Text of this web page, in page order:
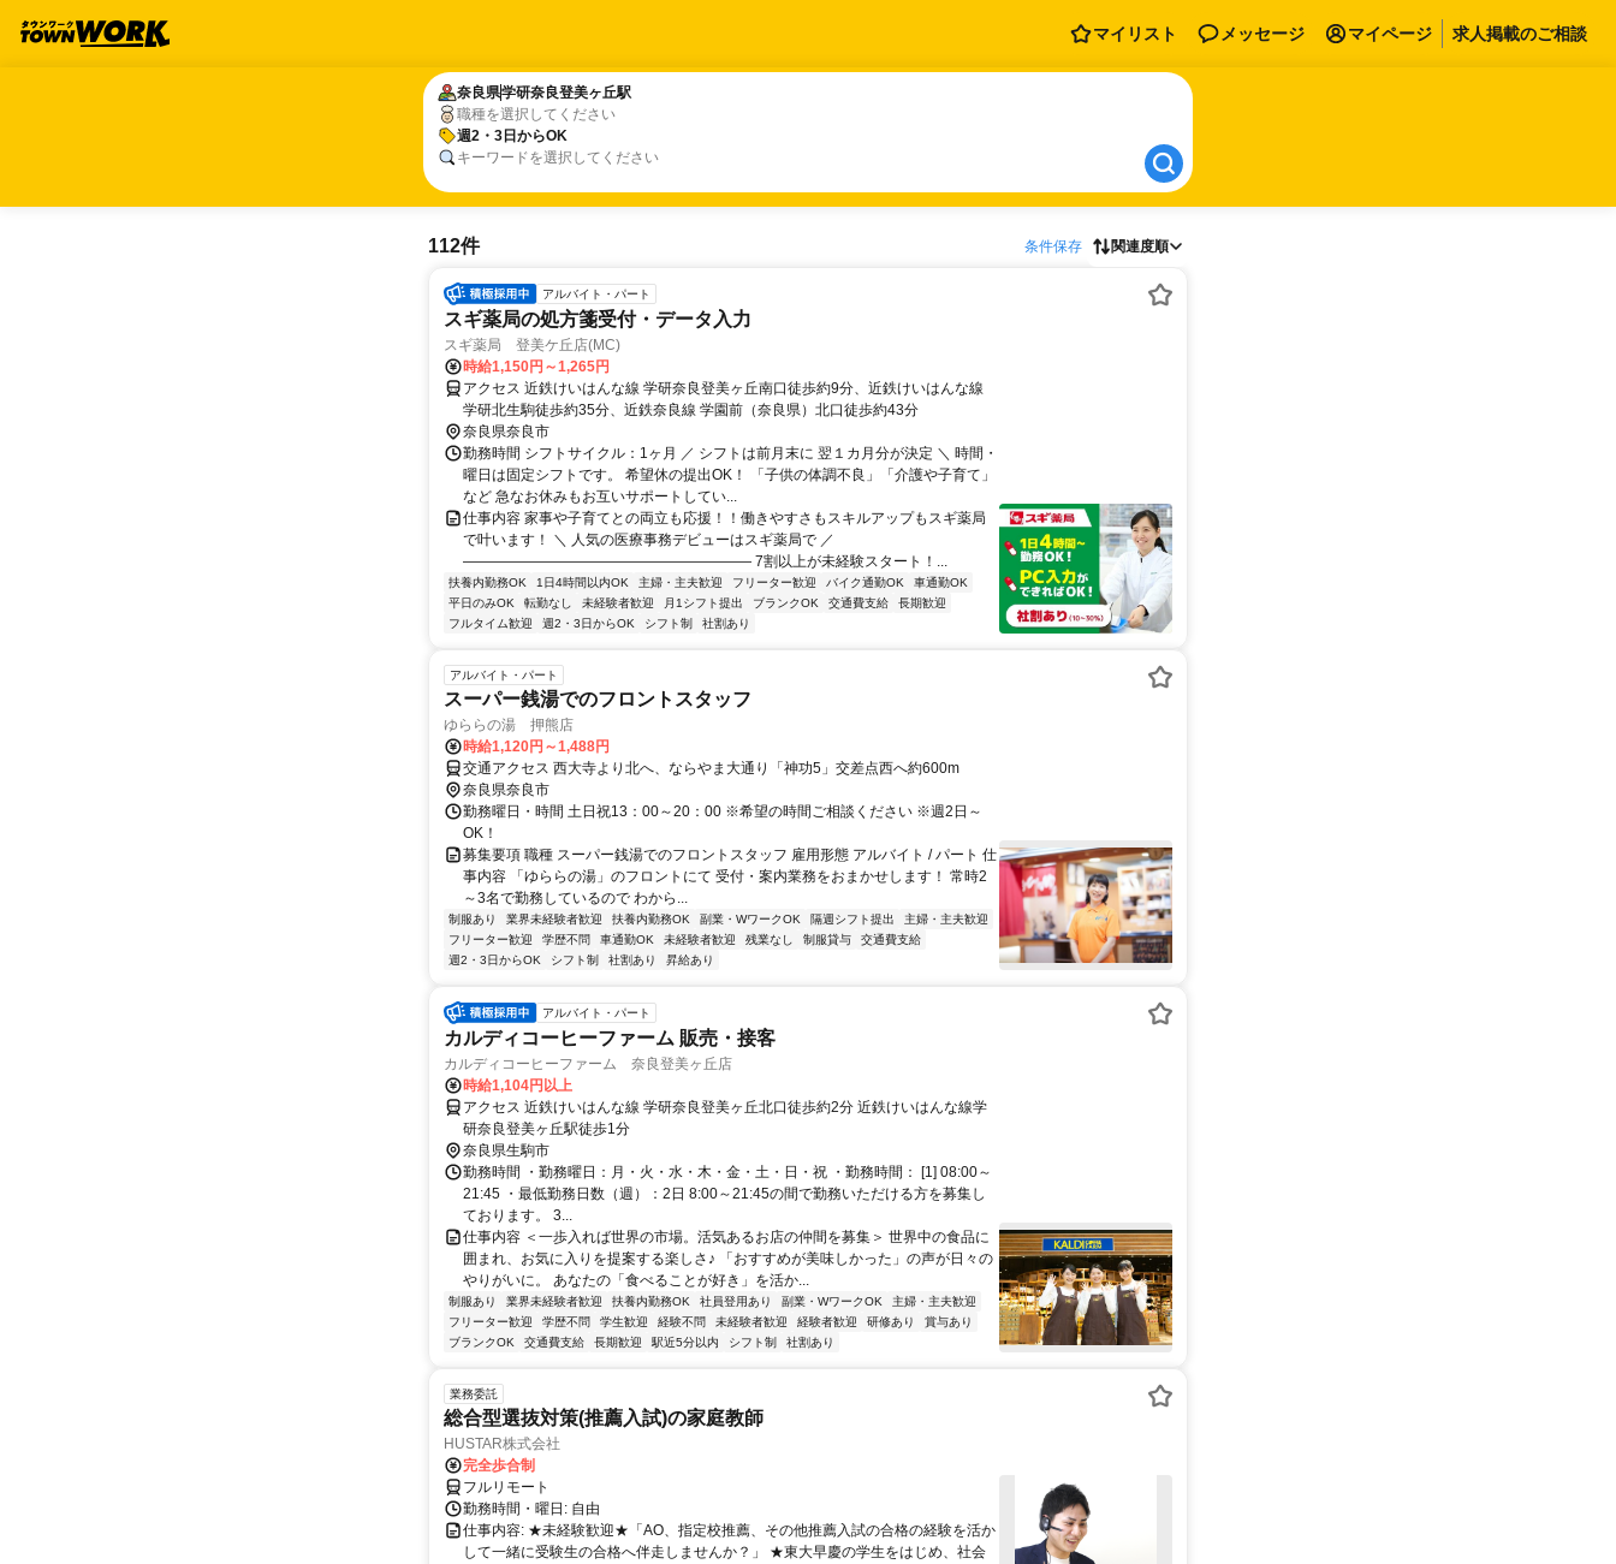
マイリスト メッセージ マイページ 求人掲載のご相談
奈良県学研奈良登美ヶ丘駅
職種を選択してください
週2・3日からOK
キーワードを選択してください
奈良県学研奈良登美ヶ丘駅
週2・3日からOK
112件 条件保存 関連度順
アルバイト・パート
スギ薬局の処方箋受付・データ入力
スギ薬局 登美ケ丘店(MC)
時給1,150円～1,265円
アクセス 近鉄けいはんな線 学研奈良登美ヶ丘南口徒歩約9分、近鉄けいはんな線
学研北生駒徒歩約35分、近鉄奈良線 学園前（奈良県）北口徒歩約43分
奈良県奈良市
勤務時間 シフトサイクル：1ヶ月 ／ シフトは前月末に 翌１カ月分が決定 ＼ 時間・
曜日は固定シフトです。 希望休の提出OK！ 「子供の体調不良」「介護や子育て」
など 急なお休みもお互いサポートしてい...
仕事内容 家事や子育てとの両立も応援！！働きやすさもスキルアップもスギ薬局
で叶います！ ＼ 人気の医療事務デビューはスギ薬局で ／
―――――――――――――――――――― 7割以上が未経験スタート！...
扶養内勤務OK 1日4時間以内OK 主婦・主夫歓迎 フリーター歓迎 バイク通勤OK
車通勤OK
平日のみOK
転勤なし 未経験者歓迎 月1シフト提出 ブランクOK 交通費支給
長期歓迎
フルタイム歓迎
週2・3日からOK シフト制 社割あり
アルバイト・パート
スーパー銭湯でのフロントスタッフ
ゆららの湯 押熊店
時給1,120円～1,488円
交通アクセス 西大寺より北へ、ならやま大通り「神功5」交差点西へ約600m
奈良県奈良市
勤務曜日・時間 土日祝13：00～20：00 ※希望の時間ご相談ください ※週2日～
OK！
募集要項 職種 スーパー銭湯でのフロントスタッフ 雇用形態 アルバイト / パート 仕
事内容 「ゆららの湯」のフロントにて 受付・案内業務をおまかせします！ 常時2
～3名で勤務しているので わから...
制服あり 業界未経験者歓迎 扶養内勤務OK 副業・WワークOK 隔週シフト提出
主婦・主夫歓迎
フリーター歓迎
学歴不問 車通勤OK 未経験者歓迎 残業なし 制服貸与
交通費支給
週2・3日からOK
シフト制 社割あり 昇給あり
アルバイト・パート
カルディコーヒーファーム 販売・接客
カルディコーヒーファーム 奈良登美ヶ丘店
時給1,104円以上
アクセス 近鉄けいはんな線 学研奈良登美ヶ丘北口徒歩約2分 近鉄けいはんな線学
研奈良登美ヶ丘駅徒歩1分
奈良県生駒市
勤務時間 ・勤務曜日：月・火・水・木・金・土・日・祝 ・勤務時間： [1] 08:00～
21:45 ・最低勤務日数（週）：2日 8:00～21:45の間で勤務いただける方を募集し
ております。 3...
仕事内容 ＜一歩入れば世界の市場。活気あるお店の仲間を募集＞ 世界中の食品に
囲まれ、お気に入りを提案する楽しさ♪ 「おすすめが美味しかった」の声が日々の
やりがいに。 あなたの「食べることが好き」を活か...
制服あり 業界未経験者歓迎 扶養内勤務OK 社員登用あり 副業・WワークOK
主婦・主夫歓迎
フリーター歓迎
学歴不問 学生歓迎 経験不問 未経験者歓迎 経験者歓迎 研修あり
賞与あり
ブランクOK
交通費支給 長期歓迎 駅近5分以内 シフト制 社割あり
業務委託
総合型選抜対策(推薦入試)の家庭教師
HUSTAR株式会社
完全歩合制
フルリモート
勤務時間・曜日: 自由
仕事内容: ★未経験歓迎★「AO、指定校推薦、その他推薦入試の合格の経験を活か
して一緒に受験生の合格へ伴走しませんか？」 ★東大早慶の学生をはじめ、社会